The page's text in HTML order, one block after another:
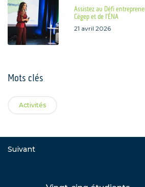
Assistez au Défi
Cégep et de l’ÉNA
21 avril 2026
Mots clés
Activités
Suivant